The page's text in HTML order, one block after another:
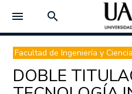
menu search
Facultad de Ingeniería y
DOBLE